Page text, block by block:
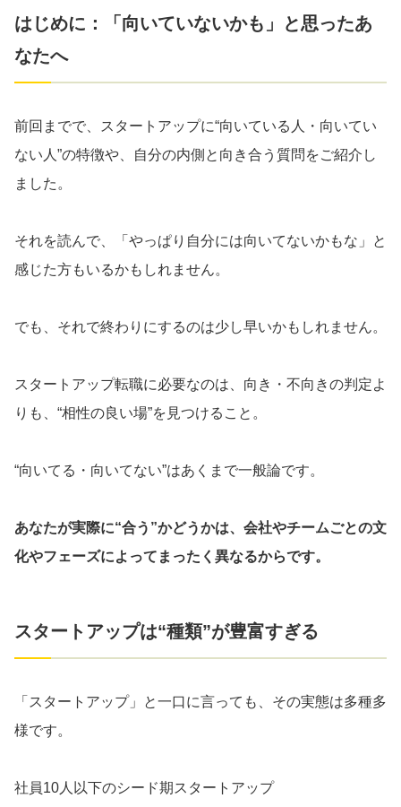
はじめに：「向いていないかも」と思ったあ
なたへ
前回までで、スタートアップに“向いている人・向いてい
ない人”の特徴や、自分の内側と向き合う質問をご紹介し
ました。
それを読んで、「やっぱり自分には向いてないかもな」と
感じた方もいるかもしれません。
でも、それで終わりにするのは少し早いかもしれません。
スタートアップ転職に必要なのは、向き・不向きの判定よ
りも、“相性の良い場”を見つけること。
“向いてる・向いてない”はあくまで一般論です。
あなたが実際に“合う”かどうかは、会社やチームごとの文
化やフェーズによってまったく異なるからです。
スタートアップは“種類”が豊富すぎる
「スタートアップ」と一口に言っても、その実態は多種多
様です。
社員10人以下のシード期スタートアップ